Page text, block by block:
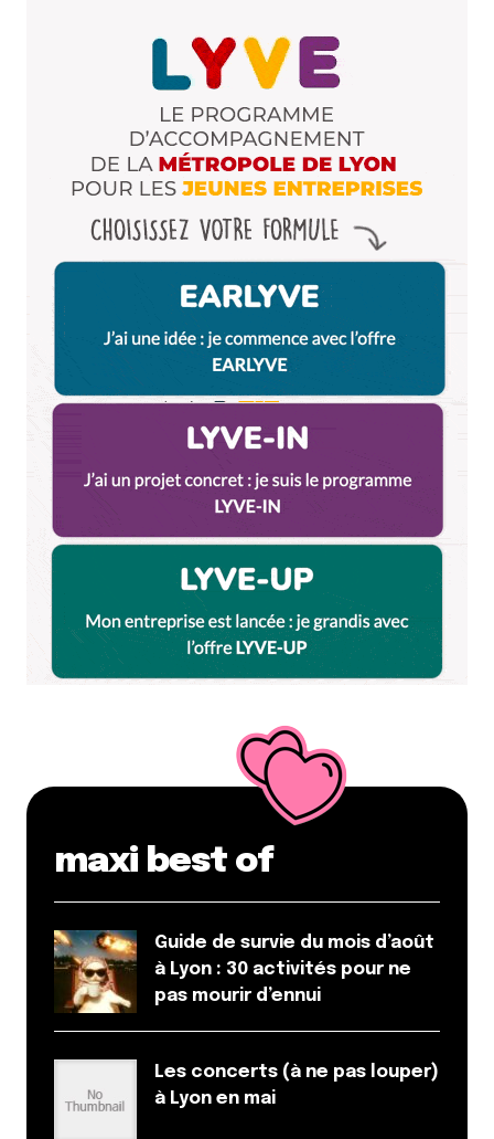
maxi best of
Guide de survie du mois d’août
à Lyon : 30 activités pour ne
pas mourir d’ennui
Les concerts (à ne pas louper)
à Lyon en mai